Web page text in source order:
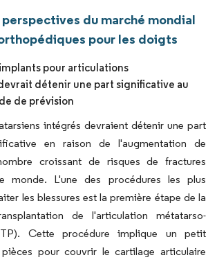
du marché mondial
pour les doigts
pour articulations
détenir une part significative au
de prévision
intégrés devraient détenir une part
en raison de l'augmentation de
croissant de risques de fractures
monde. L'une des procédures les plus
les blessures est la première étape de la
de l'articulation métatarso-
Cette procédure implique un petit
pour couvrir le cartilage articulaire